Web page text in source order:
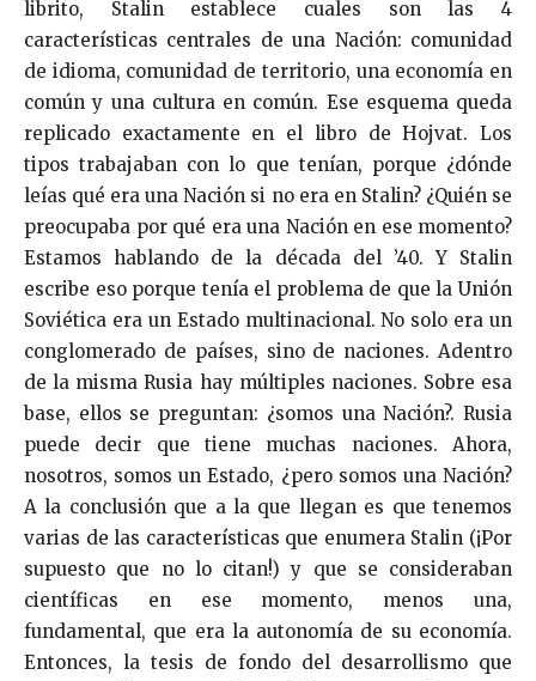
librito, Stalin establece cuales son las 4
características centrales de una Nación: comunidad
de idioma, comunidad de territorio, una economía en
común y una cultura en común. Ese esquema queda
replicado exactamente en el libro de Hojvat. Los
tipos trabajaban con lo que tenían, porque ¿dónde
leías qué era una Nación si no era en Stalin? ¿Quién se
preocupaba por qué era una Nación en ese momento?
Estamos hablando de la década del ’40. Y Stalin
escribe eso porque tenía el problema de que la Unión
Soviética era un Estado multinacional. No solo era un
conglomerado de países, sino de naciones. Adentro
de la misma Rusia hay múltiples naciones. Sobre esa
base, ellos se preguntan: ¿somos una Nación?. Rusia
puede decir que tiene muchas naciones. Ahora,
nosotros, somos un Estado, ¿pero somos una Nación?
A la conclusión que a la que llegan es que tenemos
varias de las características que enumera Stalin (¡Por
supuesto que no lo citan!) y que se consideraban
científicas en ese momento, menos una,
fundamental, que era la autonomía de su economía.
Entonces, la tesis de fondo del desarrollismo que